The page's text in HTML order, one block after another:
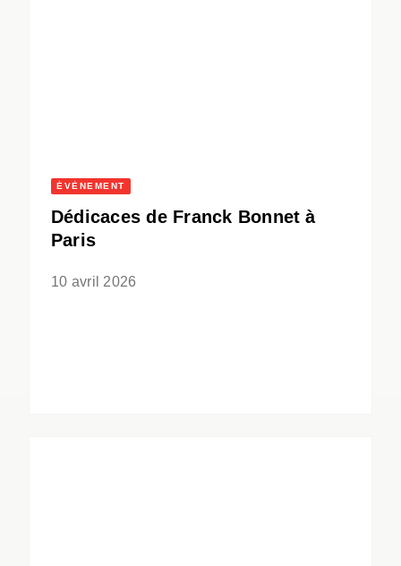
ÉVÈNEMENT
Dédicaces de Franck Bonnet à
Paris
10 avril 2026